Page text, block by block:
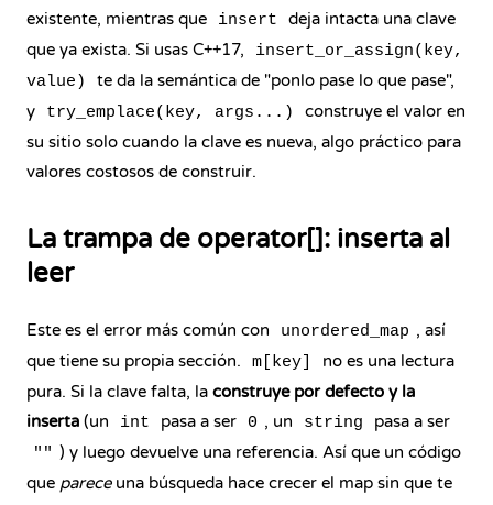
existente, mientras que
insert
deja intacta una clave
que ya exista. Si usas C++17,
insert_or_assign(key,
value)
te da la semántica de "ponlo pase lo que pase",
y
try_emplace(key, args...)
construye el valor en
su sitio solo cuando la clave es nueva, algo práctico para
valores costosos de construir.
La trampa de operator[]: inserta al
leer
Este es el error más común con unordered_map , así
que tiene su propia sección.
m[key]
no es una lectura
pura. Si la clave falta, la construye por defecto y la
inserta (un int pasa a ser 0 , un string pasa a ser
"" ) y luego devuelve una referencia. Así que un código
que pareceuna búsqueda hace crecer el map sin que te